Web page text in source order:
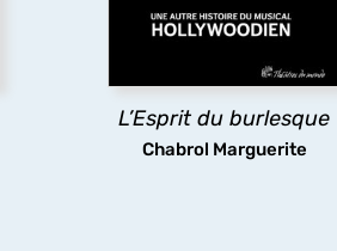
L’Esprit du burlesque
Chabrol Marguerite
origines du genre, mais que
le cinéma a en partie effacé
pour privilégier sa dimension
découvrir